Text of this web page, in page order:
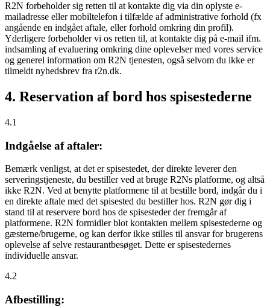
R2N forbeholder sig retten til at kontakte dig via din oplyste e-
mailadresse eller mobiltelefon i tilfælde af administrative forhold (fx
angående en indgået aftale, eller forhold omkring din profil).
Yderligere forbeholder vi os retten til, at kontakte dig på e-mail ifm.
indsamling af evaluering omkring dine oplevelser med vores service
og generel information om R2N tjenesten, også selvom du ikke er
tilmeldt nyhedsbrev fra r2n.dk.
4. Reservation af bord hos spisestederne
4.1
Indgåelse af aftaler:
Bemærk venligst, at det er spisestedet, der direkte leverer den
serveringstjeneste, du bestiller ved at bruge R2Ns platforme, og altså
ikke R2N. Ved at benytte platformene til at bestille bord, indgår du i
en direkte aftale med det spisested du bestiller hos. R2N gør dig i
stand til at reservere bord hos de spisesteder der fremgår af
platformene. R2N formidler blot kontakten mellem spisestederne og
gæsterne/brugerne, og kan derfor ikke stilles til ansvar for brugerens
oplevelse af selve restaurantbesøget. Dette er spisestedernes
individuelle ansvar.
4.2
Afbestilling: